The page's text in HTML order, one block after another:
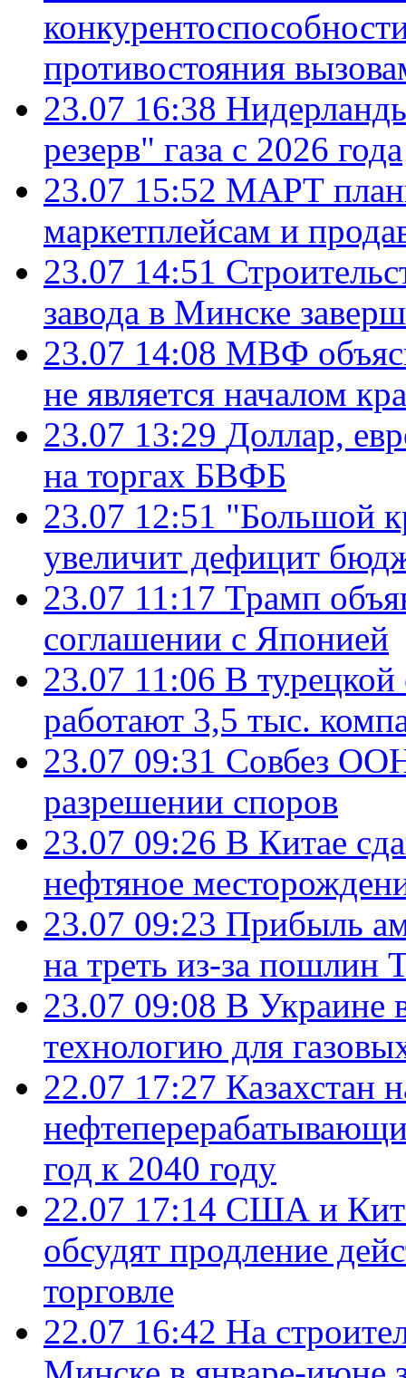
противостояния
23.07 16:38
резерв" газа с 2026 года
23.07 15:52 МАРТ
маркетплейсам и
23.07 14:51
завода в Минске
23.07 14:08 МВФ
не является началом
23.07 13:29 Доллар,
на торгах БВФБ
23.07 12:51 "Большой
увеличит дефицит
23.07 11:17 Трамп
соглашении с Японией
23.07 11:06 В
работают 3,5 тыс.
23.07 09:31 Совбез
разрешении споров
23.07 09:26 В Китае
нефтяное
23.07 09:23 Прибыль
на треть из-за пошлин
23.07 09:08 В Украине
технологию для
22.07 17:27 Казахстан
год к 2040 году
22.07 17:14 США и
обсудят продление
торговле
22.07 16:42 На